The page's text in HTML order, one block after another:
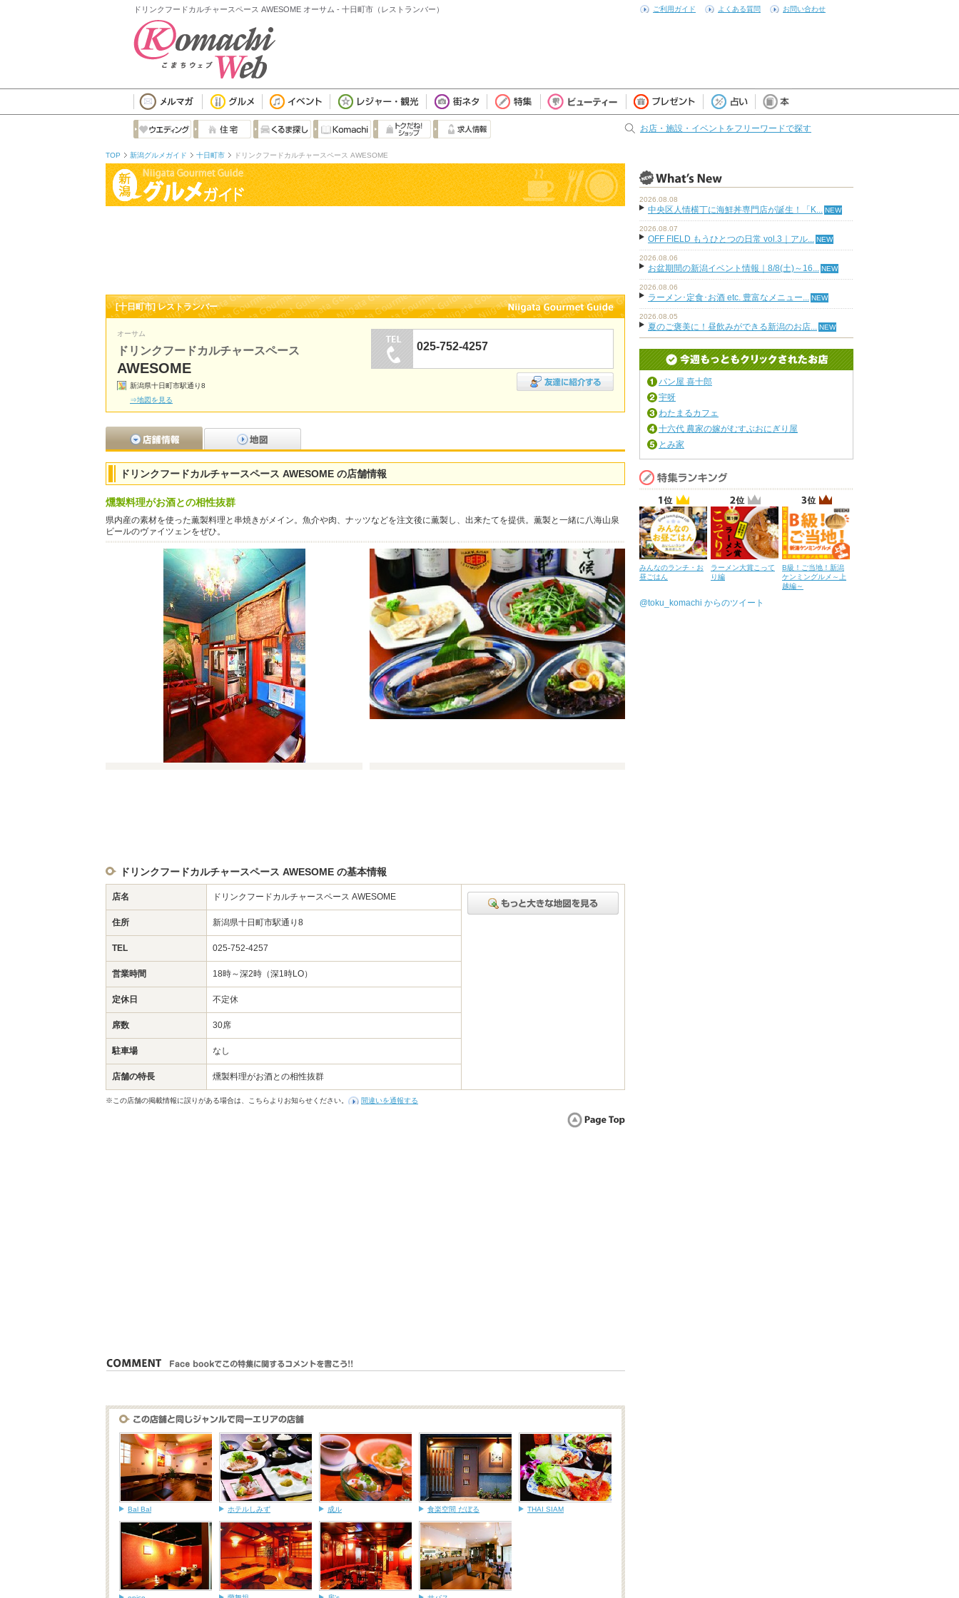
ドリンクフードカルチャースペース AWESOME オーサム - 十日町市（レストランバー） ご利用ガイド よくある質問 お問い合わせ
お店・施設・イベントをフリーワードで探す
TOP 新潟グルメガイド 十日町市 ドリンクフードカルチャースペース AWESOME
[十日町市] レストランバー
オーサム
ドリンクフードカルチャースペース
AWESOME
新潟県十日町市駅通り8
⇒地図を見る
025-752-4257
ドリンクフードカルチャースペース AWESOME の店舗情報
燻製料理がお酒との相性抜群
県内産の素材を使った薫製料理と串焼きがメイン。魚介や肉、ナッツなどを注文後に薫製し、出来たてを提供。薫製と一緒に八海山泉
ビールのヴァイツェンをぜひ。
ドリンクフードカルチャースペース AWESOME の基本情報
店名 ドリンクフードカルチャースペース AWESOME
住所 新潟県十日町市駅通り8
TEL 025-752-4257
営業時間 18時～深2時（深1時LO）
定休日 不定休
席数 30席
駐車場 なし
店舗の特長 燻製料理がお酒との相性抜群
※この店舗の掲載情報に誤りがある場合は、こちらよりお知らせください。 間違いを通報する
Bal Bal ホテルしみず 成ル 食楽空間 だぼる THAI SIAM
2026.08.08
中央区人情横丁に海鮮丼専門店が誕生！「K...
2026.08.07
OFF FIELD もうひとつの日常 vol.3｜アル...
2026.08.06
お盆期間の新潟イベント情報｜8/8(土)～16...
2026.08.06
ラーメン･定食･お酒 etc. 豊富なメニュー...
2026.08.05
夏のご褒美に！昼飲みができる新潟のお店...
パン屋 喜十郎
宇呀
わたまるカフェ
十六代 農家の嫁がむすぶおにぎり屋
とみ家
みんなのランチ・お
昼ごはん
ラーメン大賞こって
り編
B級！ご当地！新潟
ケンミングルメ～上
越編～
@toku_komachi からのツイート